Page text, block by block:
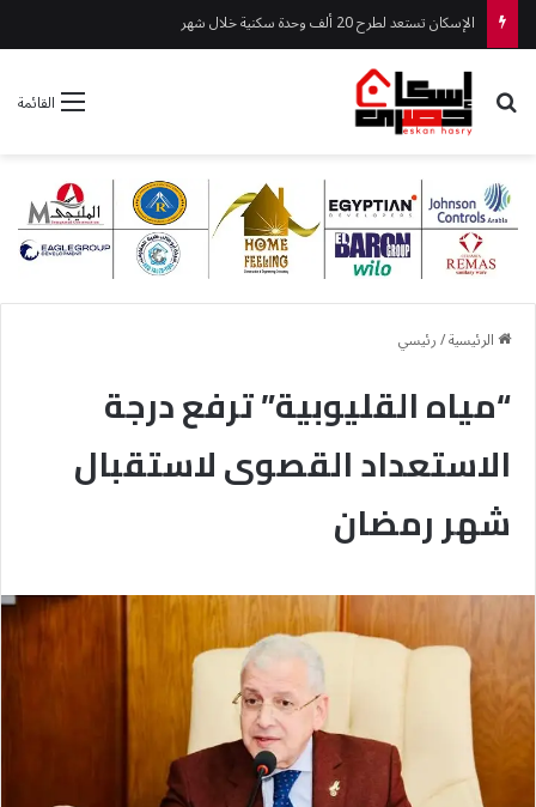
الإسكان تعد تقريرا عن أبرز أنشطتها وفعاليتها من 1 – 6 أغسطس الجارى
القائمة بحث عن
الرئيسية/رئيسي
“مياه القليوبية” ترفع درجة
الاستعداد القصوى لاستقبال
شهر رمضان